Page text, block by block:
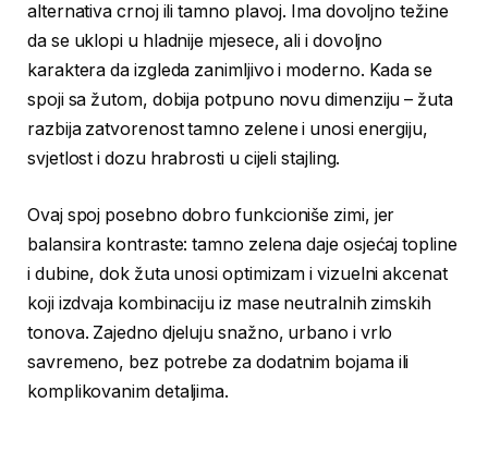
alternativa crnoj ili tamno plavoj. Ima dovoljno težine
da se uklopi u hladnije mjesece, ali i dovoljno
karaktera da izgleda zanimljivo i moderno. Kada se
spoji sa žutom, dobija potpuno novu dimenziju – žuta
razbija zatvorenost tamno zelene i unosi energiju,
svjetlost i dozu hrabrosti u cijeli stajling.
Ovaj spoj posebno dobro funkcioniše zimi, jer
balansira kontraste: tamno zelena daje osjećaj topline
i dubine, dok žuta unosi optimizam i vizuelni akcenat
koji izdvaja kombinaciju iz mase neutralnih zimskih
tonova. Zajedno djeluju snažno, urbano i vrlo
savremeno, bez potrebe za dodatnim bojama ili
komplikovanim detaljima.